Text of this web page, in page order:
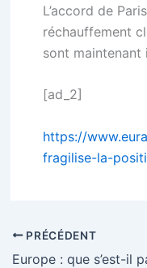
L’accord de
réchauffement
sont maintenant
[ad_2]
https://
fragilise-la-
PRÉCÉDENT